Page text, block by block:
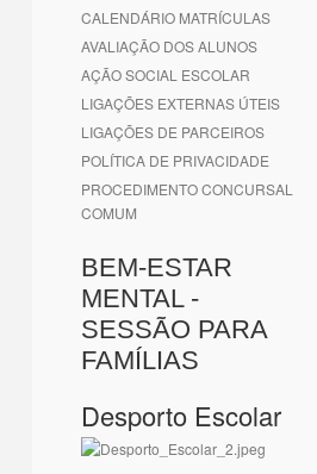
CALENDÁRIO MATRÍCULAS
AVALIAÇÃO DOS ALUNOS
AÇÃO SOCIAL ESCOLAR
LIGAÇÕES EXTERNAS ÚTEIS
LIGAÇÕES DE PARCEIROS
POLÍTICA DE PRIVACIDADE
PROCEDIMENTO CONCURSAL
COMUM
BEM-ESTAR
MENTAL -
SESSÃO PARA
FAMÍLIAS
Desporto Escolar